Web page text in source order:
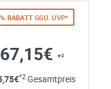
RABATT GGÜ. UVP*
67,15€ *²
€*2 Gesamtpreis